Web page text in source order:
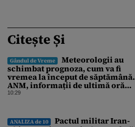
Citește Și
Gândul de Vreme
Meteorologii au
schimbat prognoza, cum va fi
vremea la început de săptămână.
ANM, informații de ultimă oră
pentru Gândul
10:29
ANALIZA de 10
Pactul militar Iran-